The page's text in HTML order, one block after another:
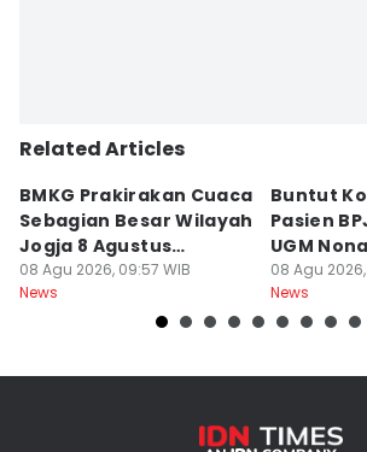
Related Articles
BMKG Prakirakan Cuaca
Sebagian Besar Wilayah
Jogja 8 Agustus
Berawan
08 Agu 2026, 09:57 WIB
News
Buntut
Pasien
UGM
Dokter
08 Agu
News